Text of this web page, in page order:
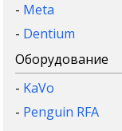
- Meta
- Dentium
Оборудование
- KaVo
- Penguin RFA